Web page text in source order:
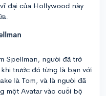
đại của Hollywood này
Spellman, người đã trở
trước đó từng là bạn với
là Tom, và là người đã
một Avatar vào cuối bộ